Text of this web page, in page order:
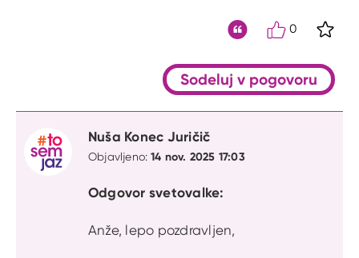
0
Sodeluj v pogovoru
Nuša Konec Juričič
Objavljeno:14 nov. 2025 17:03
Odgovor svetovalke:
Anže, lepo pozdravljen,